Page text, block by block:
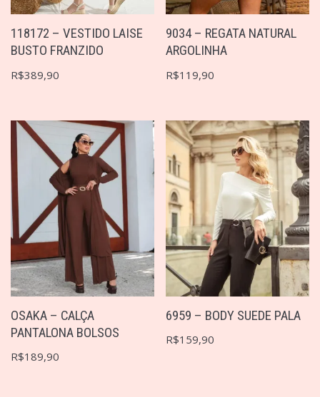
118172 – VESTIDO LAISE
BUSTO FRANZIDO
R$389,90
9034 – REGATA NATURAL
ARGOLINHA
R$119,90
OSAKA – CALÇA
PANTALONA BOLSOS
R$189,90
6959 – BODY SUEDE PALA
R$159,90